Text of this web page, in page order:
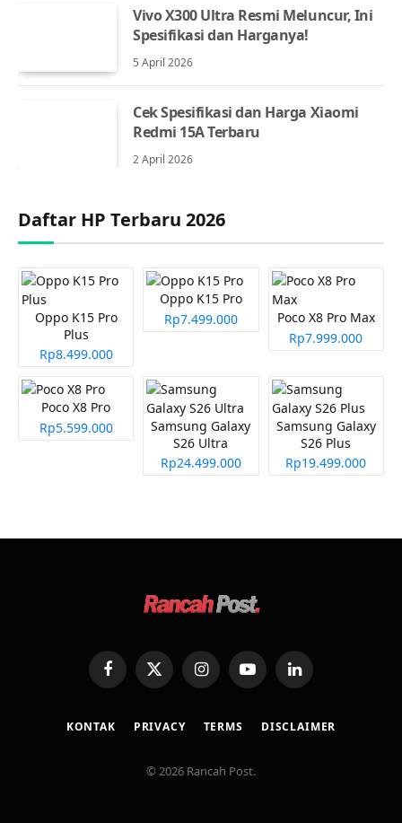
Vivo X300 Ultra Resmi Meluncur, Ini
Spesifikasi dan Harganya!
5 April 2026
Cek Spesifikasi dan Harga Xiaomi
Redmi 15A Terbaru
2 April 2026
Daftar HP Terbaru 2026
Oppo K15 Pro
Plus
Rp8.499.000
Oppo K15 Pro
Rp7.499.000
Poco X8 Pro Max
Rp7.999.000
Poco X8 Pro
Rp5.599.000
Samsung Galaxy
S26 Ultra
Rp24.499.000
Samsung Galaxy
S26 Plus
Rp19.499.000
FacebookX
(Twitter)
InstagramYouTubeLinkedIn
KONTAK PRIVACY TERMS DISCLAIMER
© 2026 Rancah Post.